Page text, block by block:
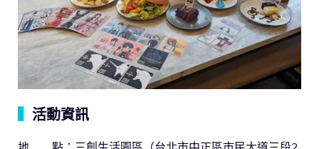
活動資訊